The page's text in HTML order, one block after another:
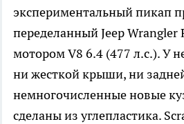
экспериментальный пикап
переделанный Jeep Wrangler
мотором V8 6.4 (477 л.с.). У
ни жесткой крыши, ни
немногочисленные новые
сделаны из углепластика.